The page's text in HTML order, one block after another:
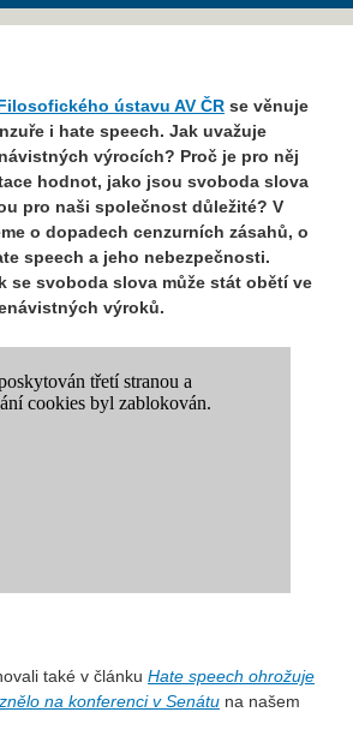
ústavu AV ČR se věnuje
i hate speech. Jak uvažuje
výrocích? Proč je pro něj
hodnot, jako jsou svoboda slova
pro naši společnost důležité? V
o dopadech cenzurních zásahů, o
speech a jeho nebezpečnosti.
se svoboda slova může stát obětí ve
výroků.
také v článku Hate speech ohrožuje
na konferenci v Senátu na našem